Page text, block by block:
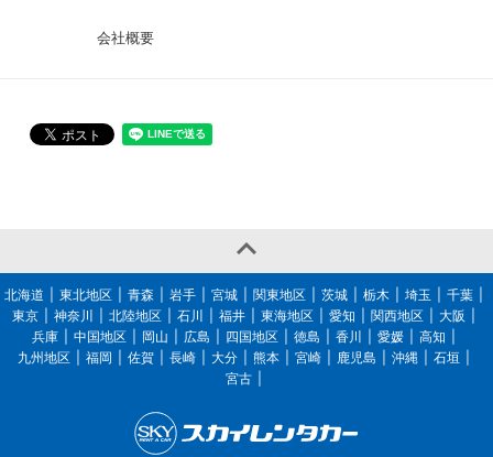
会社概要

北海道 東北地区 青森 岩手 宮城 関東地区 茨城 栃木 埼玉
千葉
東京
神奈川 北陸地区 石川 福井 東海地区 愛知 関西地区
大阪
兵庫
中国地区 岡山 広島 四国地区 徳島 香川 愛媛
高知
九州地区
福岡 佐賀 長崎 大分 熊本 宮崎 鹿児島 沖縄
石垣
宮古